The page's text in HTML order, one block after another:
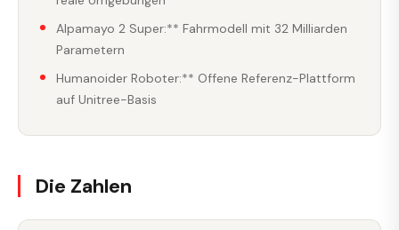
Alpamayo 2 Super:** Fahrmodell mit 32 Milliarden
Parametern
Humanoider Roboter:** Offene Referenz-Plattform
auf Unitree-Basis
Die Zahlen